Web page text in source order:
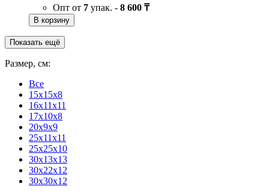
Опт от 7 упак. - 8 600 ₸
В корзину
Показать ещё
Размер, см:
Все
15х15х8
16x11x11
17х10х8
20x9x9
25х11х11
25х25х10
30x13x13
30х22х12
30х30х12